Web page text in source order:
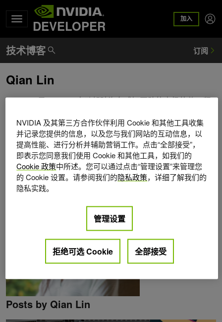
DEVELOPER 加入
Qian Lin
Qian Lin 是 NVIDIA 自动驾驶汽车感知团队的高级软件工程
研究了模拟中的纳米光子学。过去，她为 NVIDIA Isaac 机器
人 SDK 做出了贡献。她的工作重点是自动驾驶汽车和机器
人的计算机视觉、深度学习和模拟。
Posts by Qian Lin
NVIDIA 及其第三方合作伙伴利用 Cookie 和其他工具收集
并记录您提供的信息，以及您与我们网站的互动信息，以
提高性能、进行分析并辅助营销工作。点击“全部接受”，
即表示您同意我们使用 Cookie 和其他工具，如我们的
Cookie 政策中所述。您可以通过点击“管理设置”来管理您
的 Cookie 设置。请参阅我们的隐私政策，详细了解我们的
隐私实践。
管理设置
拒绝可选 Cookie 全部接受